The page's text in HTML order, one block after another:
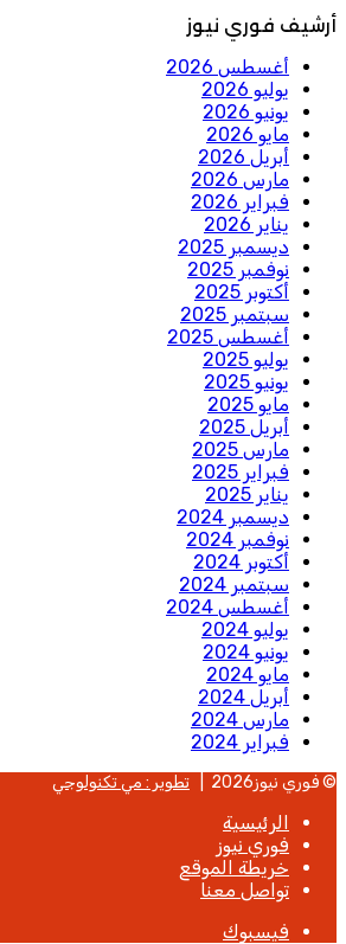
أرشيف فوري نيوز
أغسطس 2026
يوليو 2026
يونيو 2026
مايو 2026
أبريل 2026
مارس 2026
فبراير 2026
يناير 2026
ديسمبر 2025
نوفمبر 2025
أكتوبر 2025
سبتمبر 2025
أغسطس 2025
يوليو 2025
يونيو 2025
مايو 2025
أبريل 2025
مارس 2025
فبراير 2025
يناير 2025
ديسمبر 2024
نوفمبر 2024
أكتوبر 2024
سبتمبر 2024
أغسطس 2024
يوليو 2024
يونيو 2024
مايو 2024
أبريل 2024
مارس 2024
فبراير 2024
© فوري نيوز2026 | تطوير : مي تكنولوجي
الرئيسية
فوري نيوز
خريطة الموقع
تواصل معنا
فيسبوك